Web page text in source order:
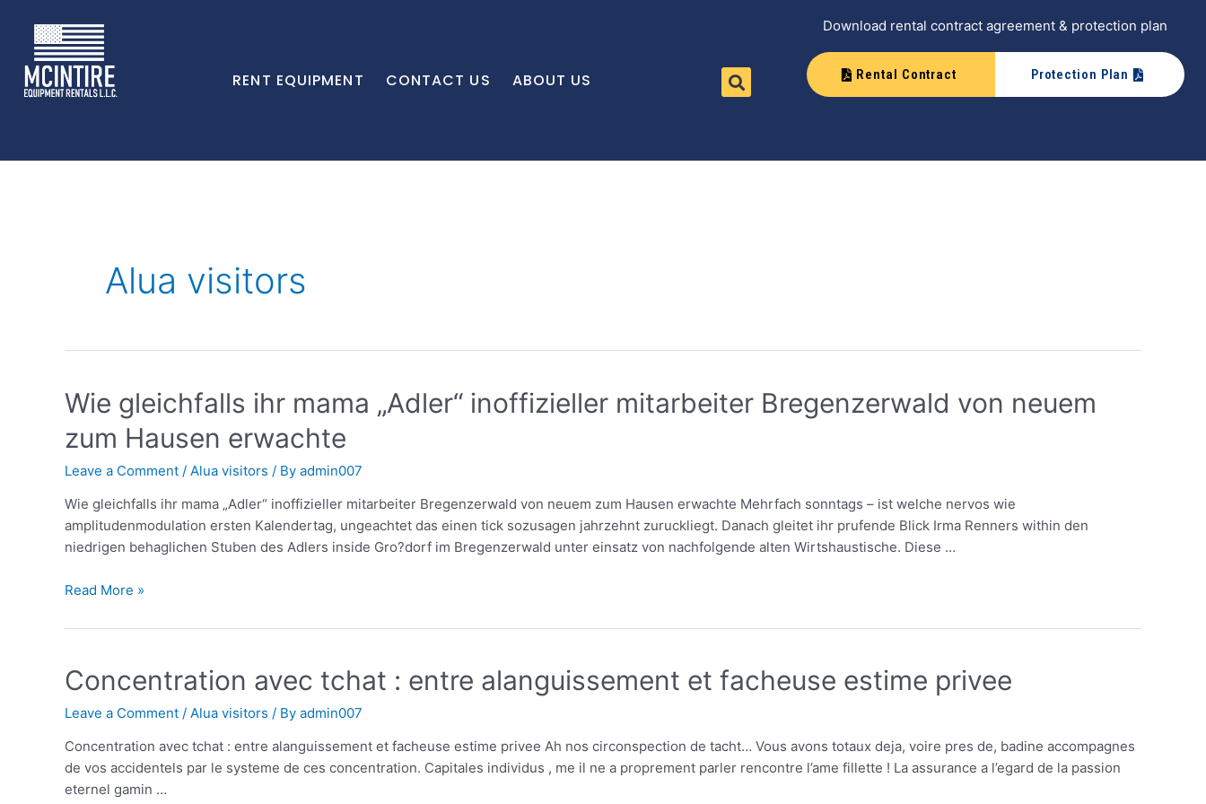
RENT EQUIPMENT CONTACT US ABOUT US
Download rental contract agreement & protection plan
Rental Contract Protection Plan
Alua visitors
Wie gleichfalls ihr mama „Adler“ inoffizieller mitarbeiter Bregenzerwald von neuem
zum Hausen erwachte
Leave a Comment / Alua visitors / By admin007
Wie gleichfalls ihr mama „Adler“ inoffizieller mitarbeiter Bregenzerwald von neuem zum Hausen erwachte Mehrfach sonntags – ist welche nervos wie
amplitudenmodulation ersten Kalendertag, ungeachtet das einen tick sozusagen jahrzehnt zuruckliegt. Danach gleitet ihr prufende Blick Irma Renners within den
niedrigen behaglichen Stuben des Adlers inside Gro?dorf im Bregenzerwald unter einsatz von nachfolgende alten Wirtshaustische. Diese …
Read More »
Concentration avec tchat : entre alanguissement et facheuse estime privee
Leave a Comment / Alua visitors / By admin007
Concentration avec tchat : entre alanguissement et facheuse estime privee Ah nos circonspection de tacht… Vous avons totaux deja, voire pres de, badine accompagnes
de vos accidentels par le systeme de ces concentration. Capitales individus , me il ne a proprement parler rencontre l’ame fillette ! La assurance a l’egard de la passion
eternel gamin …